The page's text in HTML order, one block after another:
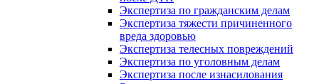
Экспертиза по гражданским делам
Экспертиза тяжести причиненного
вреда здоровью
Экспертиза телесных повреждений
Экспертиза по уголовным делам
Экспертиза после изнасилования